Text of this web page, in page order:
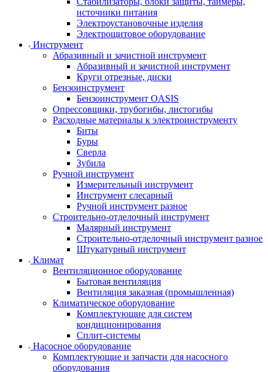
источники питания
Электроустановочные изделия
Электрощитовое оборудование
Инструмент
Абразивный и зачистной инструмент
Абразивный и зачистной инструмент
Круги отрезные, диски
Бензоинструмент
Бензоинструмент OASIS
Опрессовщики, трубогибы, листогибы
Расходные материалы к электроинструменту
Биты
Буры
Сверла
Зубила
Ручной инструмент
Измерительный инструмент
Инструмент слесарный
Ручной инструмент разное
Строительно-отделочный инструмент
Малярный инструмент
Строительно-отделочный инструмент разное
Штукатурный инструмент
Климат
Вентиляционное оборудование
Бытовая вентиляция
Вентиляция заказная (промышленная)
Климатическое оборудование
Комплектующие для систем
кондиционирования
Сплит-системы
Насосное оборудование
Комплектующие и запчасти для насосного
оборудования